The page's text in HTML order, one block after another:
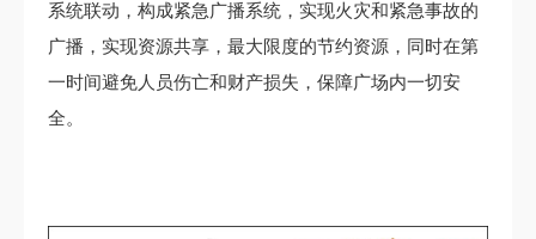
系统联动，构成紧急广播系统，实现火灾和紧急事故的
广播，实现资源共享，最大限度的节约资源，同时在第
一时间避免人员伤亡和财产损失，保障广场内一切安
全。